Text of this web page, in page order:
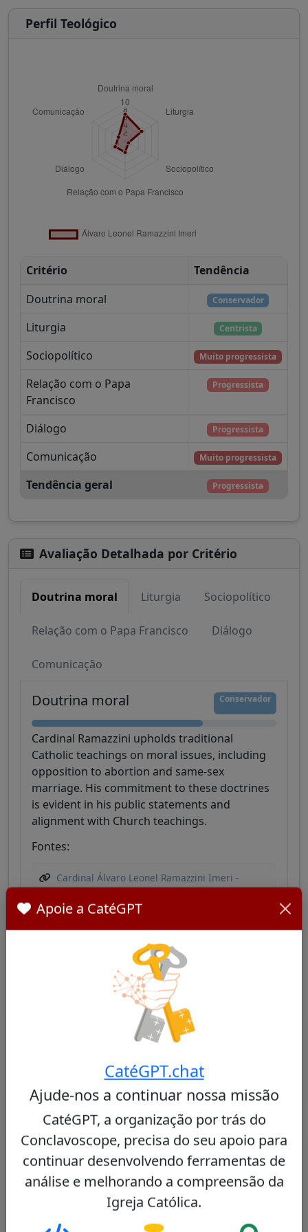
Perfil Teológico
Critério
Tendência
Doutrina moral
Conservador
Liturgia Centrista
Sociopolítico Muito progressista
Relação com o Papa
Francisco
Progressista
Diálogo Progressista
Comunicação Muito progressista
Tendência geral Progressista
Avaliação Detalhada por Critério
Doutrina moral Liturgia Sociopolítico
Relação com o Papa Francisco Diálogo
Comunicação
Doutrina moral Conservador
Cardinal Ramazzini upholds traditional
Catholic teachings on moral issues, including
opposition to abortion and same-sex
marriage. His commitment to these doctrines
is evident in his public statements and
alignment with Church teachings.
Fontes:
Cardinal Álvaro Leonel Ramazzini Imeri -
College of Cardinals Report
Cardeais Semelhantes
Outros cardeais de Guatemala
Nenhum cardeal semelhante encontrado
Outros cardeais do mesmo consistório
44/100
Fridolin Ambongo Besungu
Apoie a CatéGPT
CatéGPT.chat
Ajude-nos a continuar nossa missão
CatéGPT, a organização por trás do
Conclavoscope, precisa do seu apoio para
continuar desenvolvendo ferramentas de
análise e melhorando a compreensão da
Igreja Católica.